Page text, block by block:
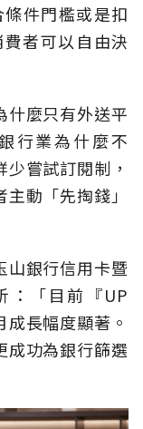
件門檻或是扣
者可以自由決
什麼只有外送平
行業為什麼不
嘗試訂閱制，
動「先掏錢」
山銀行信用卡暨
：「目前『UP
長幅度顯著。
成功為銀行篩選